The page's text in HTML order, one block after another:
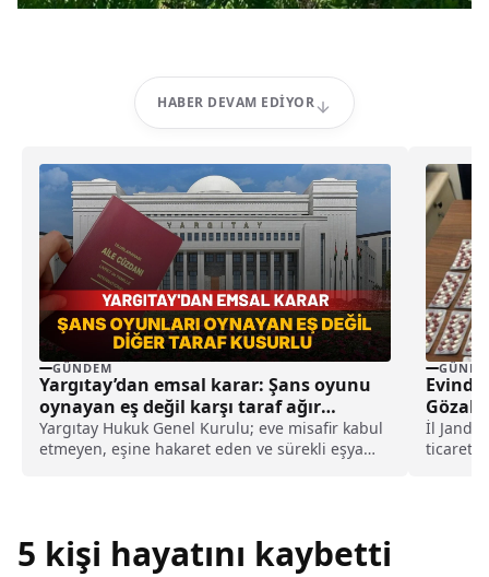
HABER DEVAM EDIYOR
GÜNDEM
Yargıtay’dan emsal karar: Şans oyunu
oynayan eş değil karşı taraf ağır
kusurlu sayıldı
Yargıtay Hukuk Genel Kurulu; eve misafir kabul
etmeyen, eşine hakaret eden ve sürekli eşya
İl
ticaretini
5 kişi hayatını kaybetti